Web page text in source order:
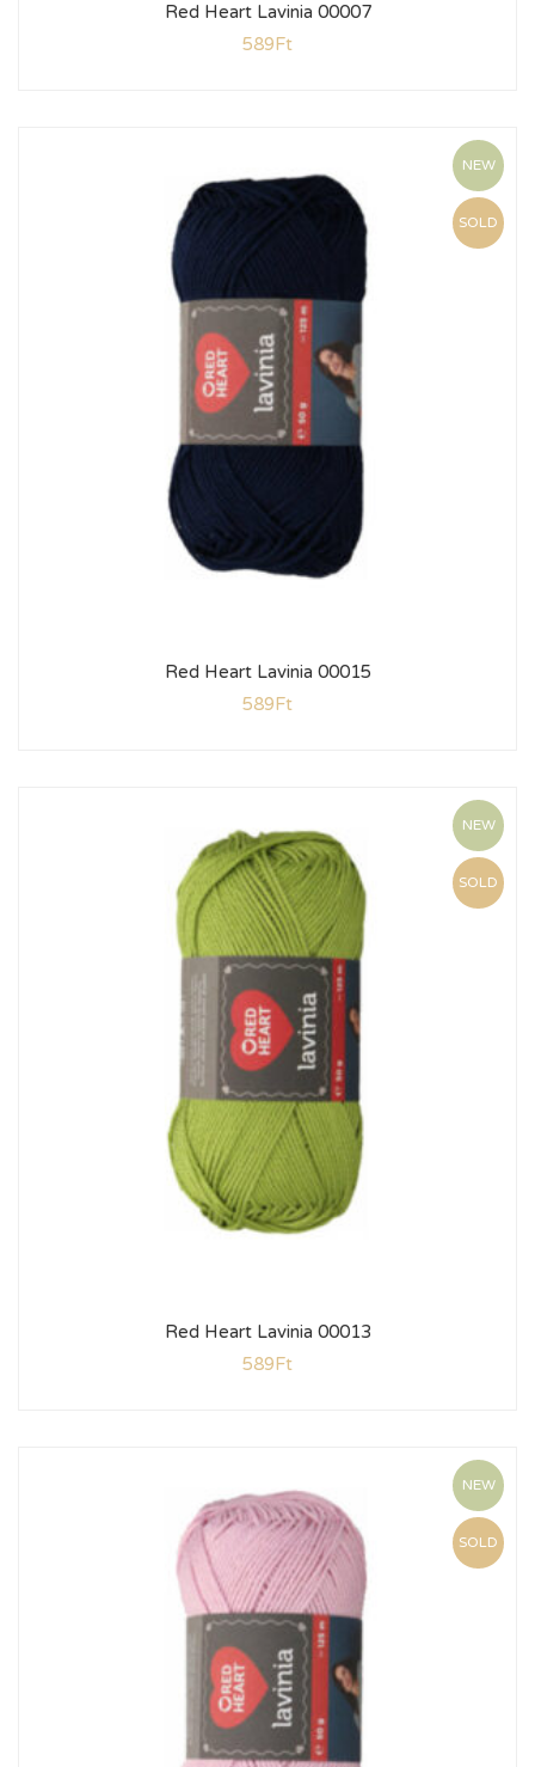
Red Heart Lavinia 00007
589Ft
NEW
SOLD
Red Heart Lavinia 00015
589Ft
NEW
SOLD
Red Heart Lavinia 00013
589Ft
NEW
SOLD